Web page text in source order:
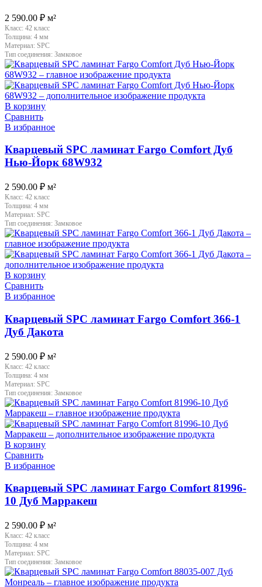
2 590.00 ₽ м²
Класс: 42 класс
Толщина: 4 мм
Материал: SPC
Тип соединения: Замковое
В корзину
Сравнить
В избранное
Кварцевый SPC ламинат Fargo Comfort Дуб
Нью-Йорк 68W932
2 590.00 ₽ м²
Класс: 42 класс
Толщина: 4 мм
Материал: SPC
Тип соединения: Замковое
В корзину
Сравнить
В избранное
Кварцевый SPC ламинат Fargo Comfort 366-1
Дуб Дакота
2 590.00 ₽ м²
Класс: 42 класс
Толщина: 4 мм
Материал: SPC
Тип соединения: Замковое
В корзину
Сравнить
В избранное
Кварцевый SPC ламинат Fargo Comfort 81996-
10 Дуб Марракеш
2 590.00 ₽ м²
Класс: 42 класс
Толщина: 4 мм
Материал: SPC
Тип соединения: Замковое